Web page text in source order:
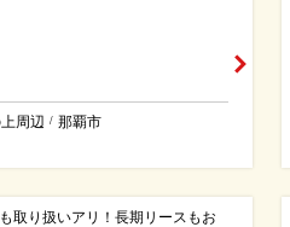
周辺 / 那覇市
取り扱いアリ！長期リースもお